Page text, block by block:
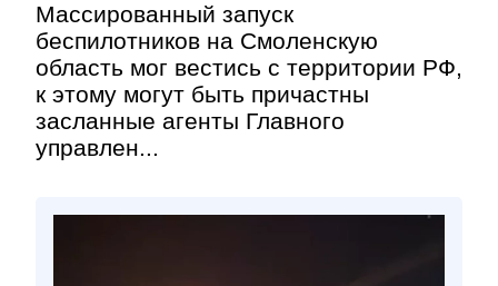
Массированный запуск
беспилотников на Смоленскую
область мог вестись с территории РФ,
к этому могут быть причастны
засланные агенты Главного
управлен...